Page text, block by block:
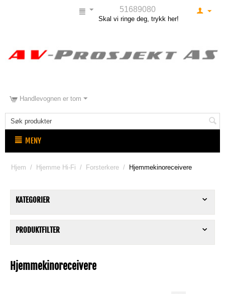
51689080
Skal vi ringe deg, trykk her!
Handlevognen er tom
MENY
Hjem / Hjemme Hi-Fi / Forsterkere / Hjemmekinoreceivere
KATEGORIER
PRODUKTFILTER
Hjemmekinoreceivere